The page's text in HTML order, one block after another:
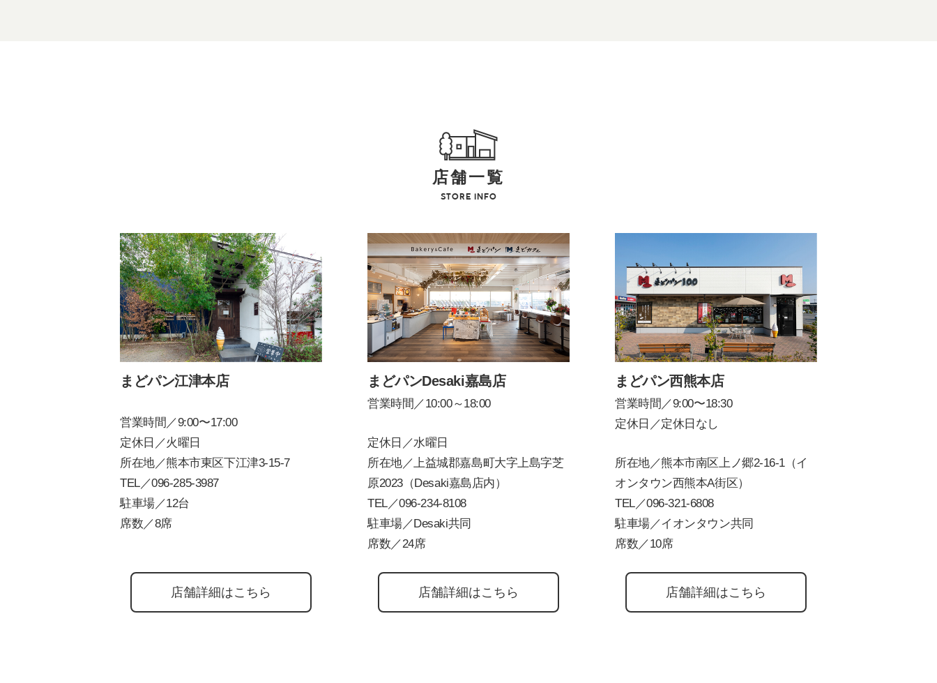
店舗一覧
STORE INFO
まどパン江津本店
営業時間／9:00〜17:00
定休日／火曜日
所在地／熊本市東区下江津3-15-7
TEL／096-285-3987
駐車場／12台
席数／8席
店舗詳細はこちら
まどパンDesaki嘉島店
営業時間／10:00～18:00
定休日／水曜日
所在地／上益城郡嘉島町大字上島字芝
原2023（Desaki嘉島店内）
TEL／096-234-8108
駐車場／Desaki共同
席数／24席
店舗詳細はこちら
まどパン西熊本店
営業時間／9:00〜18:30
定休日／定休日なし
所在地／熊本市南区上ノ郷2-16-1（イ
オンタウン西熊本A街区）
TEL／096-321-6808
駐車場／イオンタウン共同
席数／10席
店舗詳細はこちら